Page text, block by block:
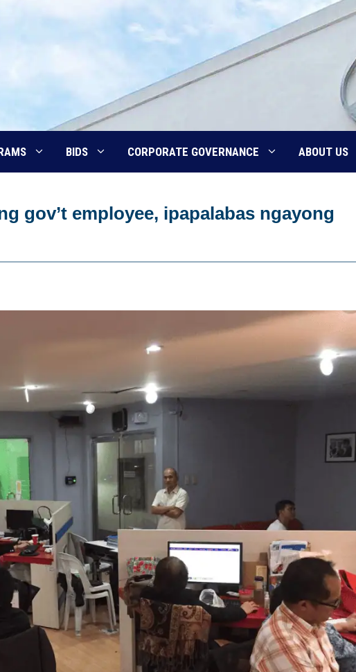
BIDS CORPORATE GOVERNANCE ABOUT US
gov’t employee, ipapalabas ngayong